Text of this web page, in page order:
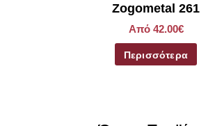
Zogometal 261
Από 42.00€
Περισσότερα